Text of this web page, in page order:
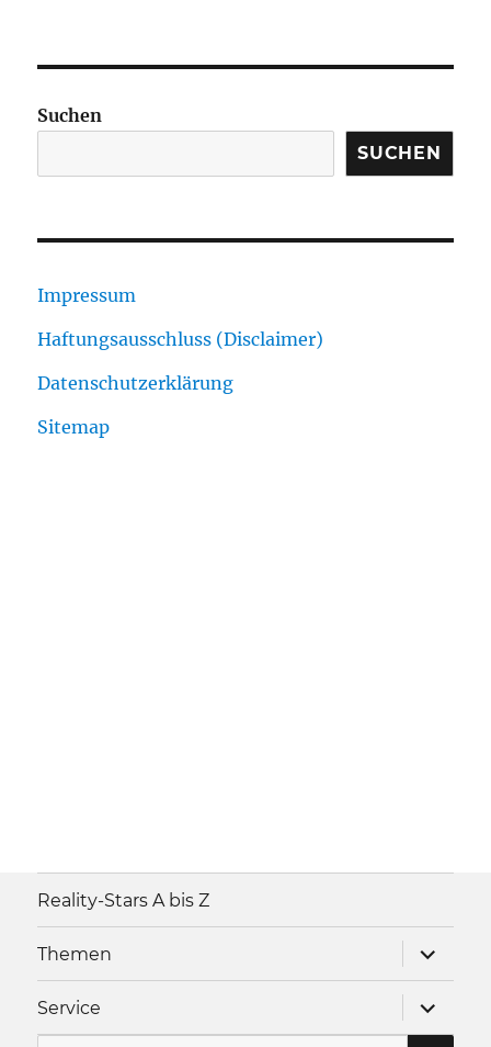
Suchen
SUCHEN
Impressum
Haftungsausschluss (Disclaimer)
Datenschutzerklärung
Sitemap
Reality-Stars A bis Z
Themen
anzeigen
Service
anzeigen